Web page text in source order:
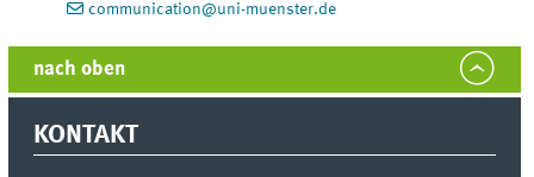
communication@uni-muenster.de
nach oben
KONTAKT